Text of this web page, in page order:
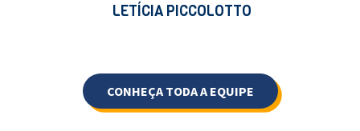
LETÍCIA PICCOLOTTO
CONHEÇA TODA A EQUIPE